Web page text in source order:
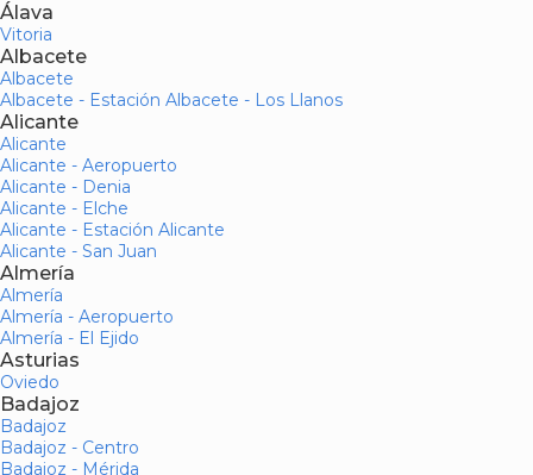
Álava
Vitoria
Albacete
Albacete
Albacete - Estación Albacete - Los Llanos
Alicante
Alicante
Alicante - Aeropuerto
Alicante - Denia
Alicante - Elche
Alicante - Estación Alicante
Alicante - San Juan
Almería
Almería
Almería - Aeropuerto
Almería - El Ejido
Asturias
Oviedo
Badajoz
Badajoz
Badajoz - Centro
Badajoz - Mérida